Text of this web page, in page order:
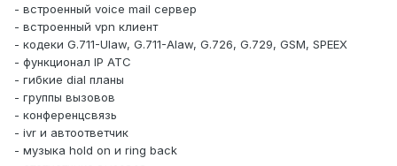
- встроенный voice mail сервер
- встроенный vpn клиент
- кодеки G.711-Ulaw, G.711-Alaw, G.726, G.729, GSM, SPEEX
- функционал IP АТС
- гибкие dial планы
- группы вызовов
- конференцсвязь
- ivr и автоответчик
- музыка hold on и ring back